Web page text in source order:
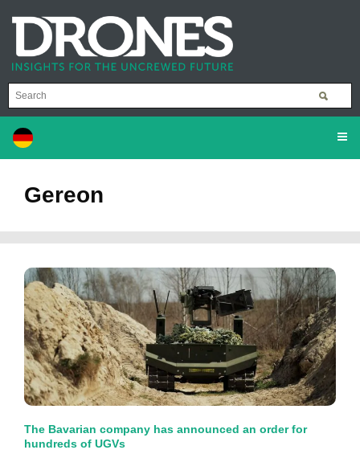
Gereon
The Bavarian company has announced an order for
hundreds of UGVs